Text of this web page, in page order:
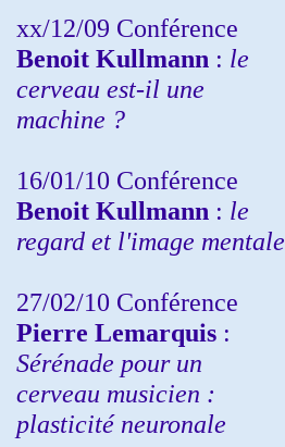
xx/12/09 Conférence
Benoit Kullmann : le
cerveau est-il une
machine ?
16/01/10 Conférence
Benoit Kullmann : le
regard et l'image mentale
27/02/10 Conférence
Pierre Lemarquis :
Sérénade pour un
cerveau musicien :
plasticité neuronale